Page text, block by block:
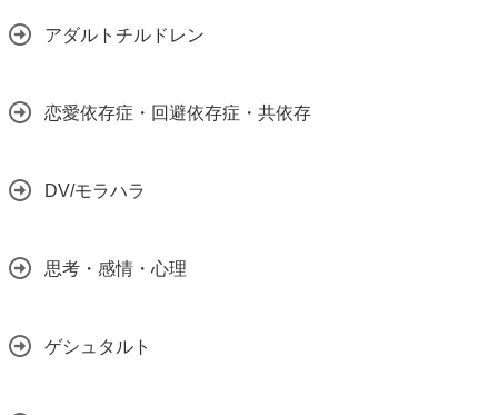
アダルトチルドレン
恋愛依存症・回避依存症・共依存
DV/モラハラ
思考・感情・心理
ゲシュタルト